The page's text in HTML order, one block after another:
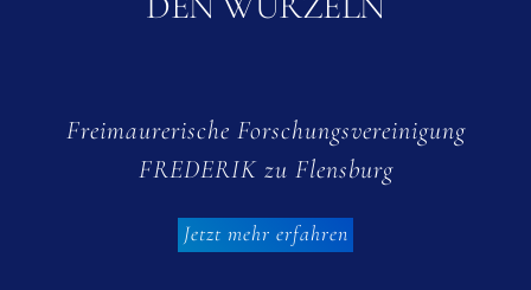
DEN WURZELN
Freimaurerische Forschungsvereinigung
FREDERIK zu Flensburg
Jetzt mehr erfahren